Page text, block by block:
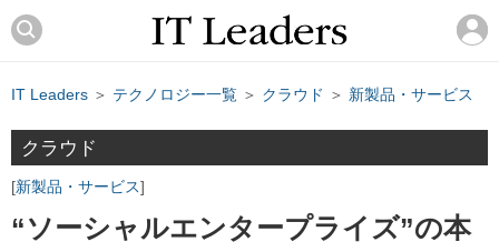
IT Leaders ＞ テクノロジー一覧 ＞ クラウド ＞ 新製品・サービス
クラウド
新製品・サービス
“ソーシャルエンタープライズ”の本